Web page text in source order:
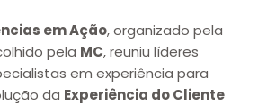
em Ação, organizado pela
pela MC, reuniu líderes
em experiência para
da Experiência do Cliente